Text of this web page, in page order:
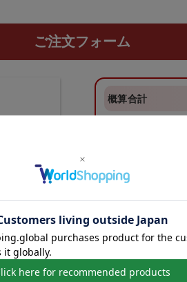
ご注文フォーム
概算合計
版代：¥0
※送料は未反映
納期